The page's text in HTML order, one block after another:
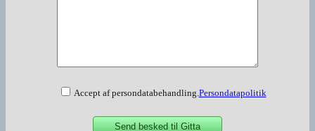
Accept af persondatabehandling.Persondatapolitik